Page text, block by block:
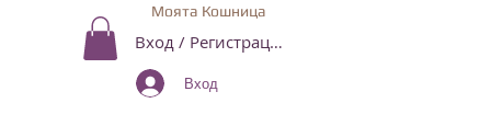
Моята Кошница
Вход / Регистрация
Вход